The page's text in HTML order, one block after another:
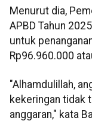
Menurut dia,
APBD Tahun
untuk
Rp96.960.000
"Alhamdulillah,
kekeringan tidak
anggaran," kata